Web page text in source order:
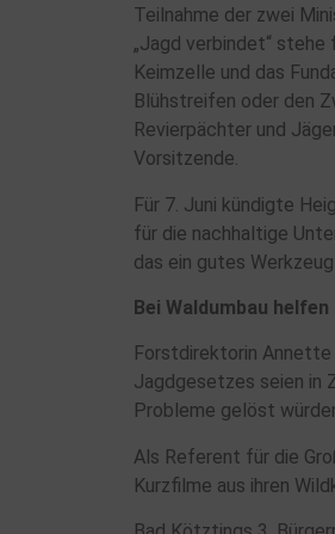
Teilnahme der zwei
„Jagd verbindet“
Keimzelle und das
Blühstreifen oder den
Revierpächter und
Vorsitzende.
Für 7. Juni kündigte
für die nachhaltige
das ein gutes
Bei Waldumbau helfen
Forstdirektorin Annette
Jagdgesetzes seien in
Probleme gelöst
Als Referent für die
Kurzfilme aus ihren